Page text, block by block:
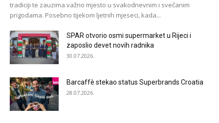
tradiciji te zauzima važno mjesto u svakodnevnim i svečanim
prigodama. Posebno tijekom ljetnih mjeseci, kada...
SPAR otvorio osmi supermarket u Rijeci i
zaposlio devet novih radnika
30.07.2026.
Barcaffè stekao status Superbrands Croatia
28.07.2026.